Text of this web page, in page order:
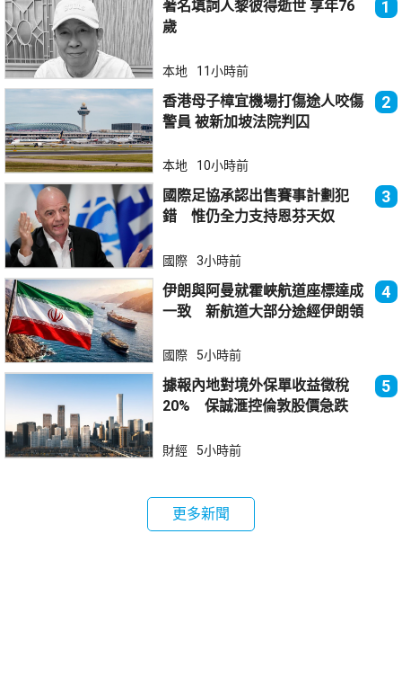
著名填詞人黎彼得逝世 享年76
歲
1
本地 11小時前
香港母子樟宜機場打傷途人咬傷
警員 被新加坡法院判囚
2
本地 10小時前
國際足協承認出售賽事計劃犯
錯 惟仍全力支持恩芬天奴
3
國際 3小時前
伊朗與阿曼就霍峽航道座標達成
一致 新航道大部分途經伊朗領
4
國際 5小時前
據報內地對境外保單收益徵稅
20% 保誠滙控倫敦股價急跌
5
財經 5小時前
更多新聞